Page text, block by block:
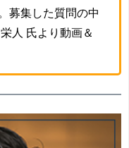
募集した質問の中
人 氏より動画＆